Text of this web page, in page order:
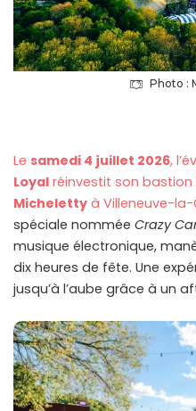
Photo :
Le samedi 4 juillet 2026,
Loyal réinvestit son
Micheletty à Villeneuve-la-
spéciale nommée Crazy
musique électronique,
dix heures de fête. Une
jusqu’à l’aube grâce à un